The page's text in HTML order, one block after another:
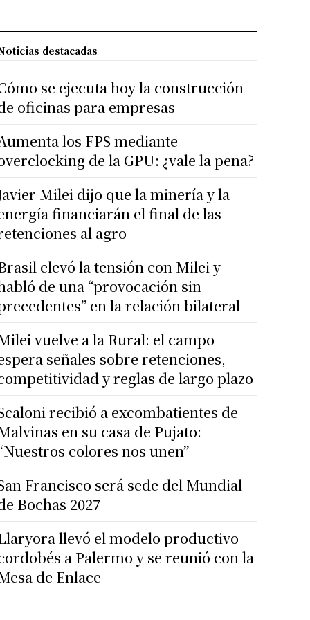
destacadas
se ejecuta hoy la construcción
oficinas para empresas
los FPS mediante
de la GPU: ¿vale la pena?
Milei dijo que la minería y la
financiarán el final de las
al agro
elevó la tensión con Milei y
de una “provocación sin
en la relación bilateral
vuelve a la Rural: el campo
señales sobre retenciones,
y reglas de largo plazo
recibió a excombatientes de
en su casa de Pujato:
colores nos unen”
Francisco será sede del Mundial
Bochas 2027
llevó el modelo productivo
a Palermo y se reunió con la
de Enlace